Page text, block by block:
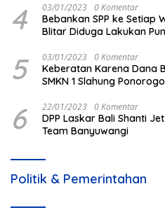
4 03/01/2023 0 Komentar
Bebankan SPP ke Setiap
Blitar Diduga Lakukan
5 03/01/2023 0 Komentar
Keberatan Karena Dana
SMKN 1 Slahung
6 22/01/2023 0 Komentar
DPP Laskar Bali Shanti
Team Banyuwangi
Politik & Pemerintahan